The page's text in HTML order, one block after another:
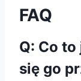
FAQ
Q: Co
się go